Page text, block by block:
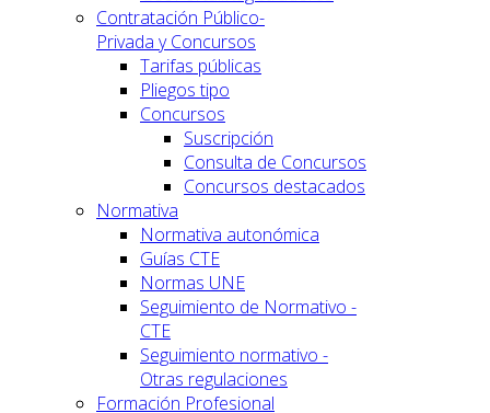
Contratación Público-
Privada y Concursos
Tarifas públicas
Pliegos tipo
Concursos
Suscripción
Consulta de Concursos
Concursos destacados
Normativa
Normativa autonómica
Guías CTE
Normas UNE
Seguimiento de Normativo -
CTE
Seguimiento normativo -
Otras regulaciones
Formación Profesional